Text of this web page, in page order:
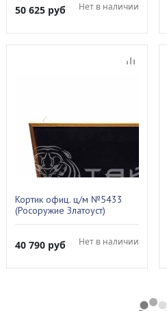
50 625 руб Нет в наличии
Кортик офиц. ц/м №5433
(Росоружие Златоуст)
40 790 руб Нет в наличии